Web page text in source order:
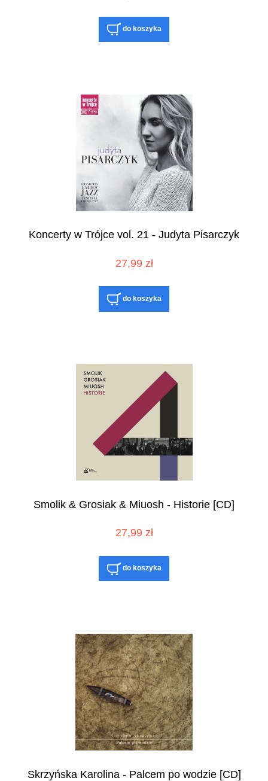
do koszyka
Koncerty w Trójce vol. 21 - Judyta Pisarczyk
27,99 zł
do koszyka
Smolik & Grosiak & Miuosh - Historie [CD]
27,99 zł
do koszyka
Skrzyńska Karolina - Palcem po wodzie [CD]